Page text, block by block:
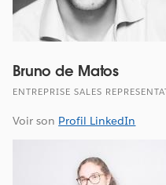
Bruno de Matos
ENTREPRISE SALES
Voir son Profil LinkedIn